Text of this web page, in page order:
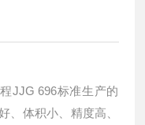
JJG 696标准生产的
、体积小、精度高、